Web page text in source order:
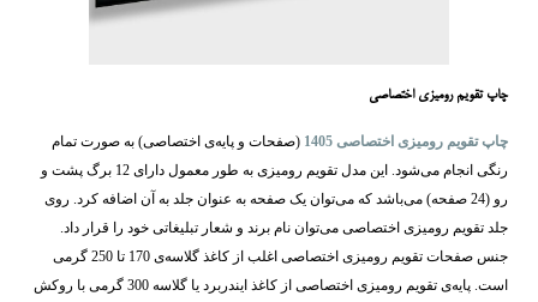
چاپ تقویم رومیزی اختصاصی
چاپ تقویم رومیزی اختصاصی 1405
(صفحات و پایه‌ی اختصاصی) به صورت تمام
رنگی انجام می‌شود. این مدل تقویم رومیزی به طور معمول دارای 12 برگ پشت و
رو (24 صفحه) می‌باشد که می‌توان یک صفحه به عنوان جلد به آن اضافه کرد. روی
جلد تقویم رومیزی اختصاصی می‌توان نام برند و شعار تبلیغاتی خود را قرار داد.
جنس صفحات تقویم رومیزی اختصاصی اغلب از کاغذ گلاسه‌ی 170 تا 250 گرمی
است. پایه‌ی تقویم رومیزی اختصاصی از کاغذ ایندربرد یا گلاسه 300 گرمی با روکش